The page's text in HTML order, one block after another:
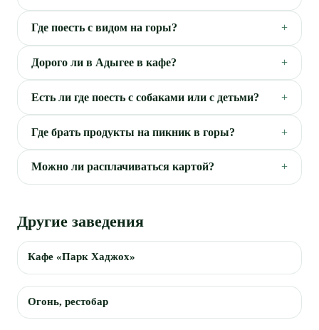
Где поесть с видом на горы?
Дорого ли в Адыгее в кафе?
Есть ли где поесть с собаками или с детьми?
Где брать продукты на пикник в горы?
Можно ли расплачиваться картой?
Другие заведения
Кафе «Парк Хаджох»
Огонь, рестобар